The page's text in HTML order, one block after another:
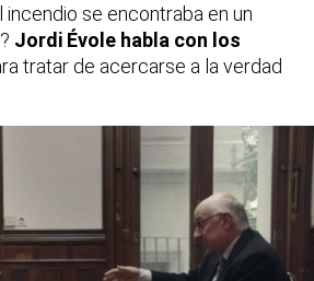
se encontraba en un
Jordi Évole habla con los
tratar de acercarse a la verdad